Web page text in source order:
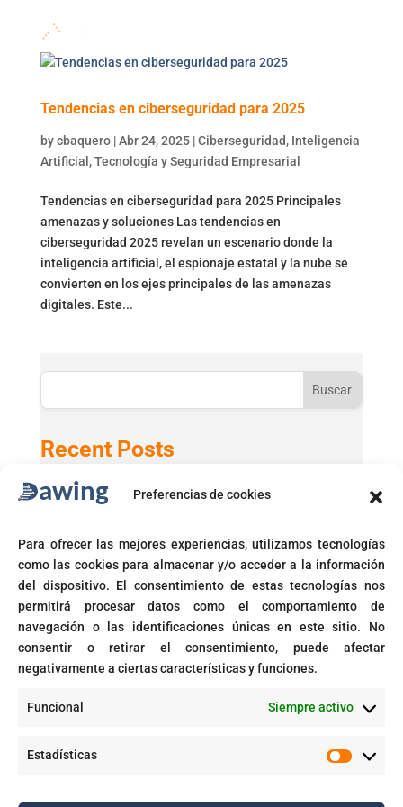
Preferencias de cookies
Para ofrecer las mejores experiencias, utilizamos tecnologías
como las cookies para almacenar y/o acceder a la información
del dispositivo. El consentimiento de estas tecnologías nos
permitirá procesar datos como el comportamiento de
navegación o las identificaciones únicas en este sitio. No
consentir o retirar el consentimiento, puede afectar
negativamente a ciertas características y funciones.
Funcional Siempre activo
Estadísticas
Tendencias en ciberseguridad para 2025
bycbaquero|Abr 24, 2025|Ciberseguridad, Inteligencia
Artificial ,Tecnología y Seguridad Empresarial
Tendencias en ciberseguridad para 2025 Principales
amenazas y soluciones Las tendencias en
ciberseguridad 2025 revelan un escenario donde la
inteligencia artificial, el espionaje estatal y la nube se
convierten en los ejes principales de las amenazas
digitales. Este...
Buscar
Recent Posts
Active Directory 2025 con Windows 11 24H2
Microsoft activará automáticamente políticas de acceso
condicional
Fin del soporte para Windows 10
Corte prohíbe Zero Rating en Colombia
Recent Comments
GPT-5 en Microsoft 365 Copilot - Dawingen